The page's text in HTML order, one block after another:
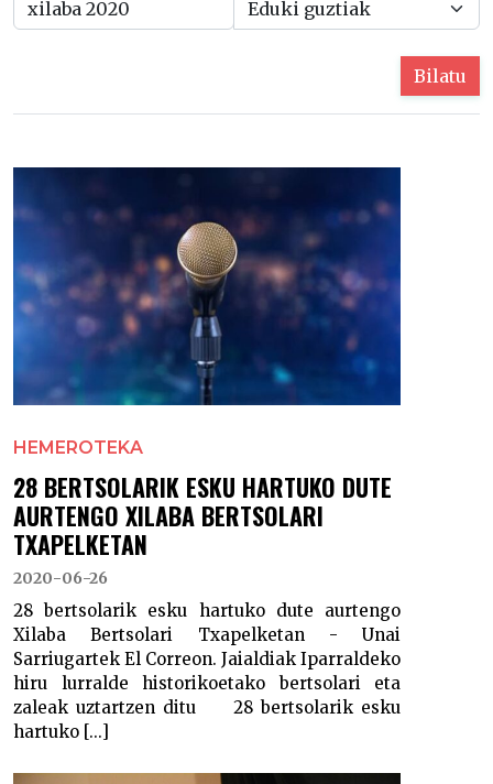
Bilatu
HEMEROTEKA
28 BERTSOLARIK ESKU HARTUKO DUTE
AURTENGO XILABA BERTSOLARI
TXAPELKETAN
2020-06-26
28 bertsolarik esku hartuko dute aurtengo
Xilaba Bertsolari Txapelketan - Unai
Sarriugartek El Correon. Jaialdiak Iparraldeko
hiru lurralde historikoetako bertsolari eta
zaleak uztartzen ditu 28 bertsolarik esku
hartuko [...]